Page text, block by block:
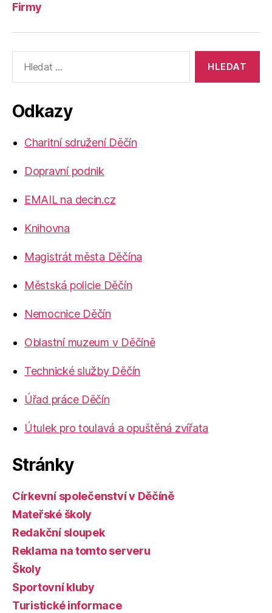
Firmy
vyhledávání:
Odkazy
Charitní sdružení Děčín
Dopravní podnik
EMAIL na decin.cz
Knihovna
Magistrát města Děčína
Městská policie Děčín
Nemocnice Děčín
Oblastní muzeum v Děčíně
Technické služby Děčín
Úřad práce Děčín
Útulek pro toulavá a opuštěná zvířata
Stránky
Církevní společenství v Děčíně
Mateřské školy
Redakční sloupek
Reklama na tomto serveru
Školy
Sportovní kluby
Turistické informace